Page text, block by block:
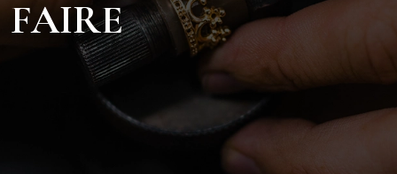
FAIRE